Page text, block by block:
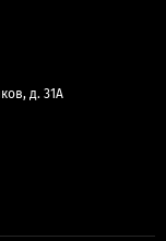
д. 31А